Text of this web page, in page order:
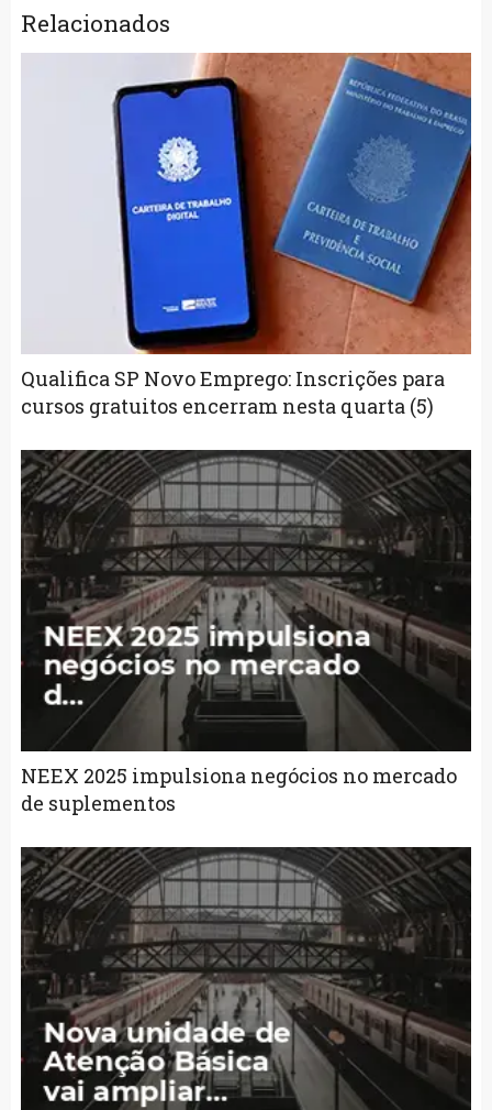
Relacionados
Qualifica SP Novo Emprego: Inscrições para
cursos gratuitos encerram nesta quarta (5)
NEEX 2025 impulsiona negócios no mercado
de suplementos